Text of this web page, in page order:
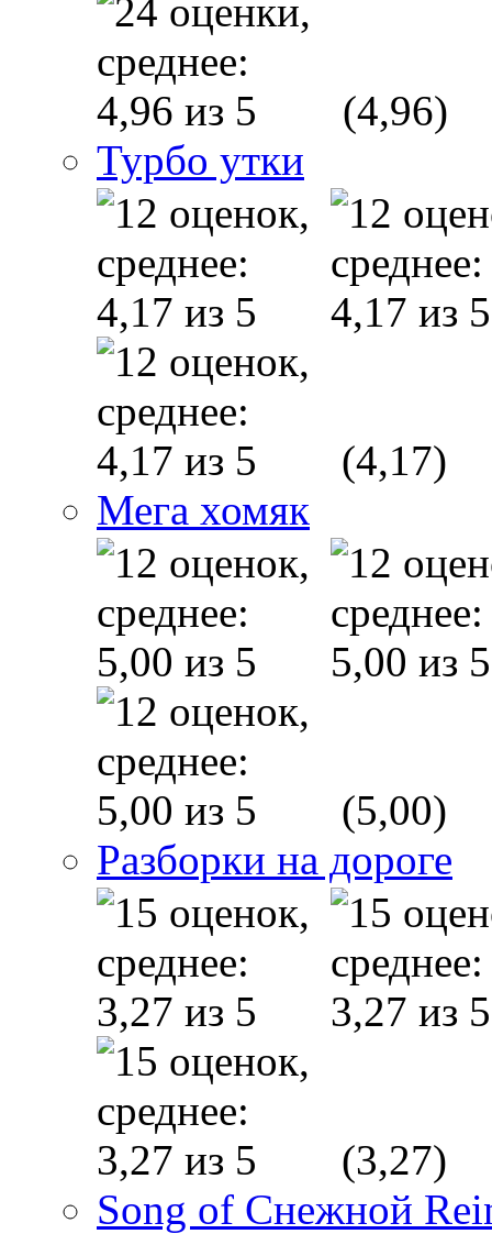
(4,96)
Турбо утки
(4,17)
Мега хомяк
(5,00)
Разборки на дороге
(3,27)
Song of Снежной